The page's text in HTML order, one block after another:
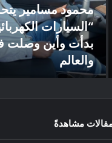
محمود مسامير
“السيارات
بدأت وأين وصلت
والعالم
مشاهدةً